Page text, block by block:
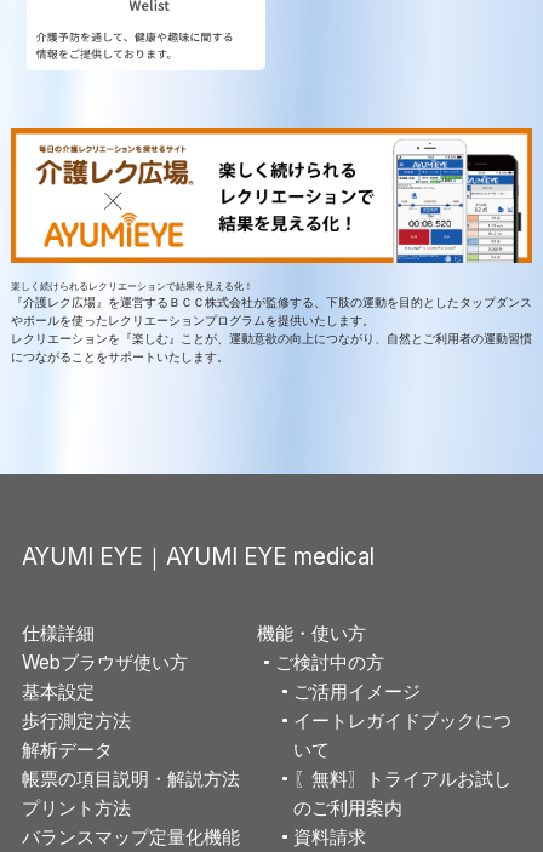
楽しく続けられるレクリエーションで結果を見える化！
『介護レク広場』を運営するＢＣＣ株式会社が監修する、下肢の運動を目的としたタップダンス
やボールを使ったレクリエーションプログラムを提供いたします。
レクリエーションを『楽しむ』ことが、運動意欲の向上につながり、自然とご利用者の運動習慣
につながることをサポートいたします。
AYUMI EYE｜AYUMI EYE medical
仕様詳細
Webブラウザ使い方
基本設定
歩行測定方法
解析データ
帳票の項目説明・解説方法
プリント方法
バランスマップ定量化機能
機能・使い方
ご検討中の方
ご活用イメージ
イートレガイドブックにつ
いて
〖無料〗トライアルお試し
のご利用案内
資料請求